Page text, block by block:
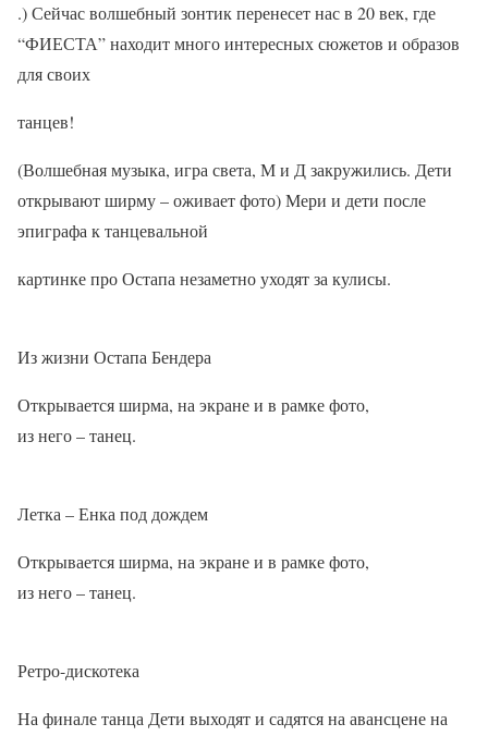
.) Сейчас волшебный зонтик перенесет нас в 20 век, где
“ФИЕСТА” находит много интересных сюжетов и образов
для своих
танцев!
(Волшебная музыка, игра света, М и Д закружились. Дети
открывают ширму – оживает фото) Мери и дети после
эпиграфа к танцевальной
картинке про Остапа незаметно уходят за кулисы.
Из жизни Остапа Бендера
Открывается ширма, на экране и в рамке фото,
из него – танец.
Летка – Енка под дождем
Открывается ширма, на экране и в рамке фото,
из него – танец.
Ретро-дискотека
На финале танца Дети выходят и садятся на авансцене на